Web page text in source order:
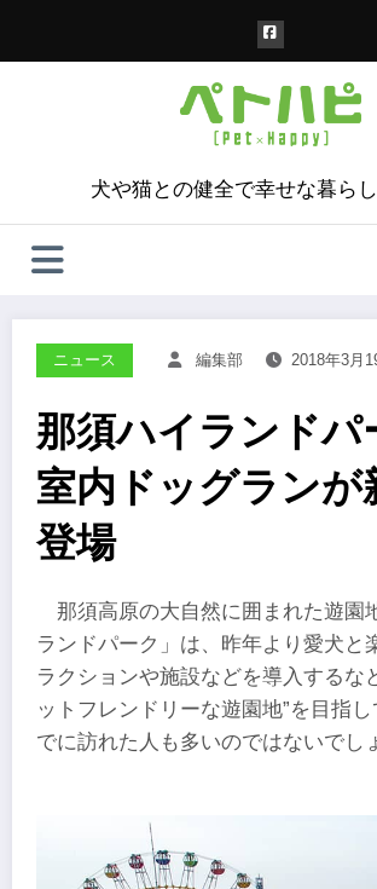
犬や猫との健全で幸せな暮ら
ニュース 編集部 2018年3月
那須ハイランドパ
室内ドッグランが
登場
那須高原の大自然に囲まれた遊園
ランドパーク」は、昨年より愛犬と
ラクションや施設などを導入するな
ットフレンドリーな遊園地”を目指
でに訪れた人も多いのではないでし